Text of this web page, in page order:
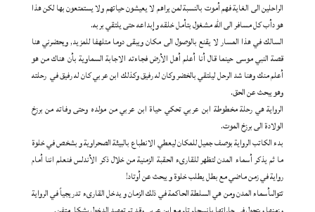
الراحلين الى الغاية فهم أموت بالنسبة لمن يراهم لا يعيشون حياتهم ولا يستمتعون بها لكن هذا
هو دأب كل مسافر الى الله مشغول بتأمل خلقه وإبداعه حتى يلتقي بربه.
السالك في هذا المسار لا يقنع بالوصول الى مكان ويبقى دوما متلهفا للمزيد, ويحضرني هنا
قصة النبي موسى حينما قال أنا أعلم أهل الأرض فجاءته الاجابة السماوية بأن هناك من هو
أعلم منك وهنا شد الرحل ليلتقي بالخضر وكان له رفيق وكذلك ابن عربي كان له رفيق في رحلته
وهو يبحث عن الحق.
الرواية هي رحلة مخطوطة ابن عربي تحكي حياة ابن عربي من مولده وحتى وفاته من برزخ
الولادة الى برزخ الموت.
بدء الكاتب الرواية بوصف جميل للمكان ليعطي الانطباع بالبيئة الصحراوية و بشخص في خلوة
ما ثم يذكر أسماء المدن لتظهر للقارىء الحقبة الزمنية من خلال ذكر الأندلس فنعلم اننا أمام
رواية في زمن ماضي مع بطل يطلب خلوة و يبحث عن أوتاد!
تتوالىأسماء المدن ومن هي السلطة الحاكمة في ذلك الزمان و يدخل القارىء تدريجياً في الرواية